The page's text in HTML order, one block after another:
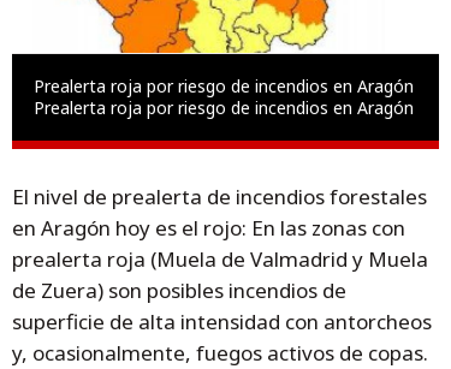
Prealerta roja por riesgo de incendios en Aragón
Prealerta roja por riesgo de incendios en Aragón
El nivel de prealerta de incendios forestales
en Aragón hoy es el rojo: En las zonas con
prealerta roja (Muela de Valmadrid y Muela
de Zuera) son posibles incendios de
superficie de alta intensidad con antorcheos
y, ocasionalmente, fuegos activos de copas.